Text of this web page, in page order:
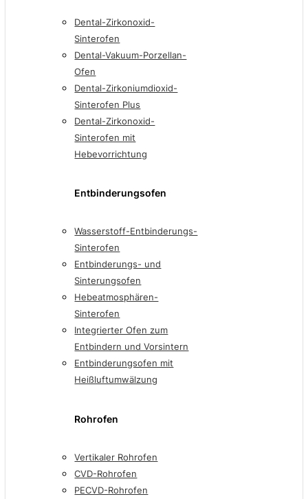
Dental-Zirkonoxid-
Sinterofen
Dental-Vakuum-Porzellan-
Ofen
Dental-Zirkoniumdioxid-
Sinterofen Plus
Dental-Zirkonoxid-
Sinterofen mit
Hebevorrichtung
Entbinderungsofen
Wasserstoff-Entbinderungs-
Sinterofen
Entbinderungs- und
Sinterungsofen
Hebeatmosphären-
Sinterofen
Integrierter Ofen zum
Entbindern und Vorsintern
Entbinderungsofen mit
Heißluftumwälzung
Rohrofen
Vertikaler Rohrofen
CVD-Rohrofen
PECVD-Rohrofen